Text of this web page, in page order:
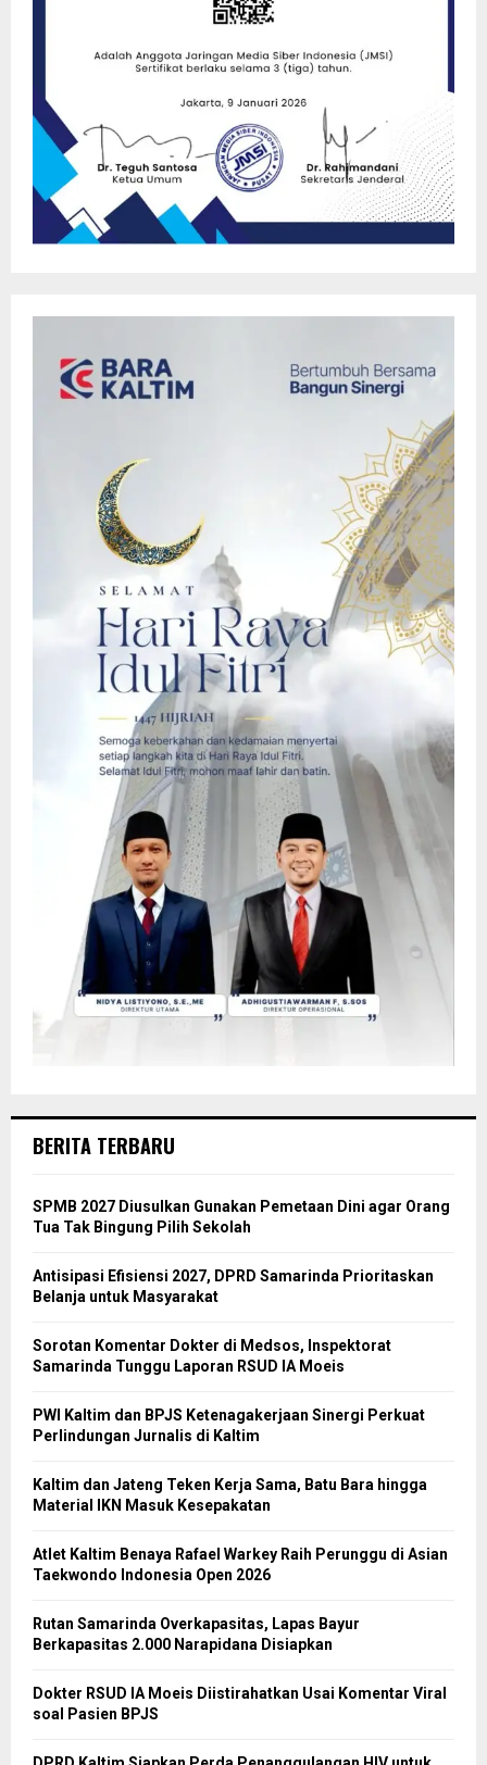
BERITA TERBARU
SPMB 2027 Diusulkan Gunakan Pemetaan Dini agar Orang
Tua Tak Bingung Pilih Sekolah
Antisipasi Efisiensi 2027, DPRD Samarinda Prioritaskan
Belanja untuk Masyarakat
Sorotan Komentar Dokter di Medsos, Inspektorat
Samarinda Tunggu Laporan RSUD IA Moeis
PWI Kaltim dan BPJS Ketenagakerjaan Sinergi Perkuat
Perlindungan Jurnalis di Kaltim
Kaltim dan Jateng Teken Kerja Sama, Batu Bara hingga
Material IKN Masuk Kesepakatan
Atlet Kaltim Benaya Rafael Warkey Raih Perunggu di Asian
Taekwondo Indonesia Open 2026
Rutan Samarinda Overkapasitas, Lapas Bayur
Berkapasitas 2.000 Narapidana Disiapkan
Dokter RSUD IA Moeis Diistirahatkan Usai Komentar Viral
soal Pasien BPJS